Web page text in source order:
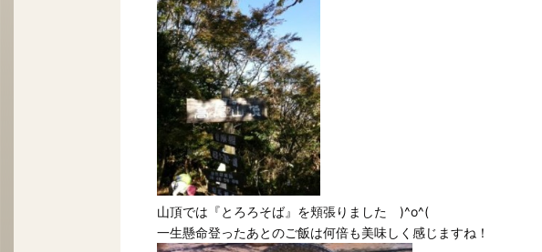
山頂では『とろろそば』を頬張りました )^o^(
一生懸命登ったあとのご飯は何倍も美味しく感じますね！